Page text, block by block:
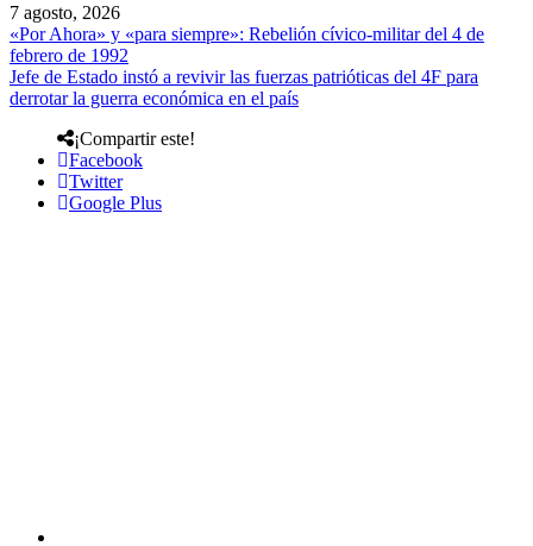
7 agosto, 2026
«Por Ahora» y «para siempre»: Rebelión cívico-militar del 4 de
febrero de 1992
Jefe de Estado instó a revivir las fuerzas patrióticas del 4F para
derrotar la guerra económica en el país
¡Compartir este!
Facebook
Twitter
Google Plus